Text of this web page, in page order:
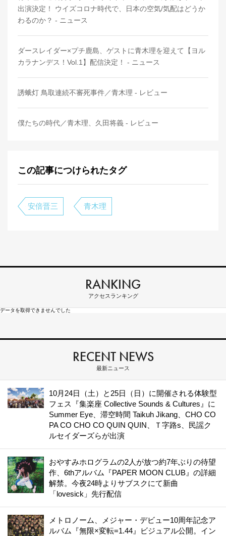
出演決定！ ウイズコロナ時代で、日本の空気/気配はどうか
わるのか？ - ニュース
ダースレイダー×プチ鹿島、ゲストに青木理を迎えて【ヨル
カラナンデス！Vol.1】配信決定！ - ニュース
誘蛾灯 鳥取連続不審死事件／青木理 - レビュー
僕たちの時代／青木理、久田将義 - レビュー
この記事につけられたタグ
安倍晋三 青木理
RANKING
アクセスランキング
データを取得できませんでした
RECENT NEWS
最新ニュース
10月24日（土）と25日（日）に開催される体験型
フェス『集楽座 Collective Sounds & Cultures』に
Summer Eye、滞空時間 Taikuh Jikang、CHO CO
PA CO CHO CO QUIN QUIN、Ｔ字路s、民謡ク
ルセイダーズらが出演
おやすみホログラムの2人が放つ約7年ぶりの待望
作、6thアルバム『PAPER MOON CLUB』の詳細
解禁。今夜24時よりサブスクにて新曲
「lovesick」先行配信
メトロノーム、メジャー・デビュー10周年記念ア
ルバム『無限×変転=1.44』ビジュアル公開。イン